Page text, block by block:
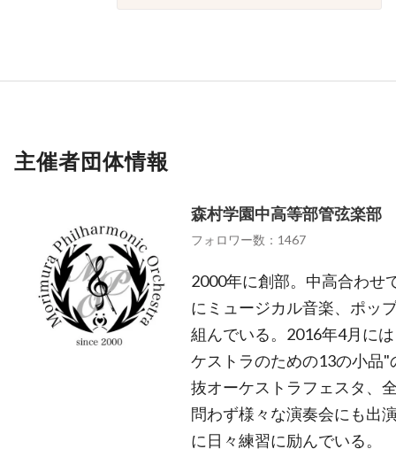
主催者団体情報
森村学園中高等部管弦楽部
フォロワー数：1467
2000年に創部。中高合わせ
にミュージカル音楽、ポッ
組んでいる。2016年4月に
ケストラのための13の小品
抜オーケストラフェスタ、
問わず様々な演奏会にも出
に日々練習に励んでいる。